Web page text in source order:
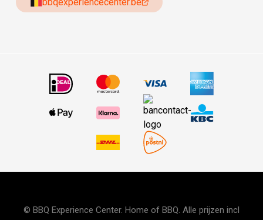
© BBQ Experience Center. Home of BBQ. Alle prijzen incl